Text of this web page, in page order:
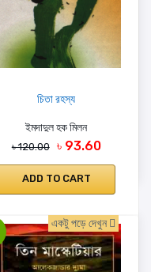
চিতা রহস্য
ইমদাদুল হক মিলন
৳ 120.00 ৳ 93.60
ADD TO CART
একটু পড়ে দেখুন